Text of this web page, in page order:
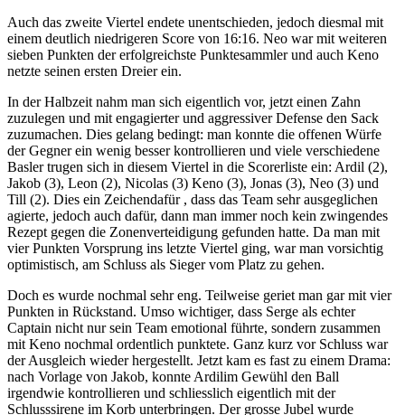
Auch das zweite Viertel endete unentschieden, jedoch diesmal mit
einem deutlich niedrigeren Score von 16:16. Neo war mit weiteren
sieben Punkten der erfolgreichste Punktesammler und auch Keno
netzte seinen ersten Dreier ein.
In der Halbzeit nahm man sich eigentlich vor, jetzt einen Zahn
zuzulegen und mit engagierter und aggressiver Defense den Sack
zuzumachen. Dies gelang bedingt: man konnte die offenen Würfe
der Gegner ein wenig besser kontrollieren und viele verschiedene
Basler trugen sich in diesem Viertel in die Scorerliste ein: Ardil (2),
Jakob (3), Leon (2), Nicolas (3) Keno (3), Jonas (3), Neo (3) und
Till (2). Dies ein Zeichendafür , dass das Team sehr ausgeglichen
agierte, jedoch auch dafür, dann man immer noch kein zwingendes
Rezept gegen die Zonenverteidigung gefunden hatte. Da man mit
vier Punkten Vorsprung ins letzte Viertel ging, war man vorsichtig
optimistisch, am Schluss als Sieger vom Platz zu gehen.
Doch es wurde nochmal sehr eng. Teilweise geriet man gar mit vier
Punkten in Rückstand. Umso wichtiger, dass Serge als echter
Captain nicht nur sein Team emotional führte, sondern zusammen
mit Keno nochmal ordentlich punktete. Ganz kurz vor Schluss war
der Ausgleich wieder hergestellt. Jetzt kam es fast zu einem Drama:
nach Vorlage von Jakob, konnte Ardilim Gewühl den Ball
irgendwie kontrollieren und schliesslich eigentlich mit der
Schlusssirene im Korb unterbringen. Der grosse Jubel wurde